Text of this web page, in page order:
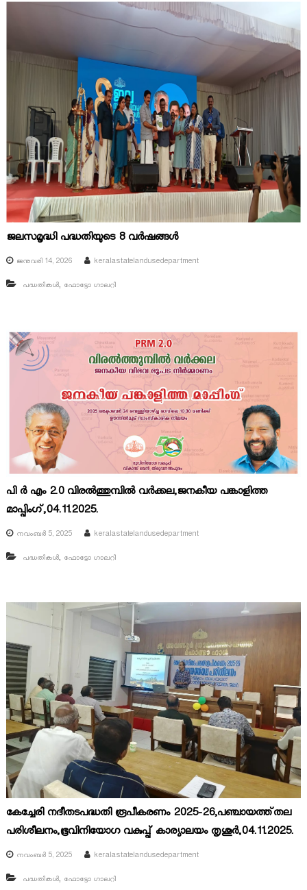
ജലസമൃദ്ധി പദ്ധതിയുടെ 8 വർഷങ്ങൾ
ജനുവരി 14, 2026 keralastatelandusedepartment
പദ്ധതികൾ, ഫോട്ടോ ഗാലറി
പി ർ എം 2.0 വിരൽത്തുമ്പിൽ വർക്കല,ജനകീയ പങ്കാളിത്ത
മാപ്പിംഗ്,04.11.2025.
നവംബർ 5, 2025 keralastatelandusedepartment
പദ്ധതികൾ, ഫോട്ടോ ഗാലറി
കേച്ചേരി നദീതടപദ്ധതി രൂപീകരണം 2025-26,പഞ്ചായത്ത്തല
പരിശീലനം,ഭൂവിനിയോഗ വകുപ്പ് കാര്യാലയം തൃശൂർ,04.11.2025.
നവംബർ 5, 2025 keralastatelandusedepartment
പദ്ധതികൾ, ഫോട്ടോ ഗാലറി